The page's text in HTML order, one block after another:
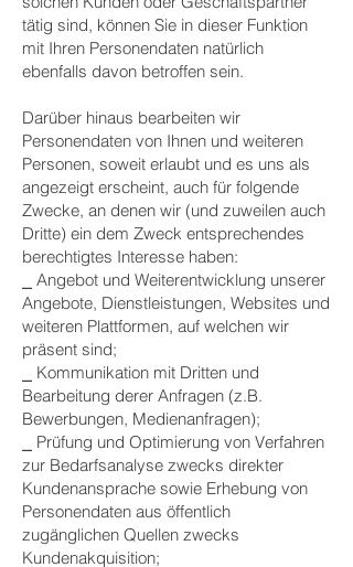
tätig sind, können Sie in dieser Funktion
mit Ihren Personendaten natürlich
ebenfalls davon betroffen sein.
Darüber hinaus bearbeiten wir
Personendaten von Ihnen und weiteren
Personen, soweit erlaubt und es uns als
angezeigt erscheint, auch für folgende
Zwecke, an denen wir (und zuweilen auch
Dritte) ein dem Zweck entsprechendes
berechtigtes Interesse haben:
⎯ Angebot und Weiterentwicklung unserer
Angebote, Dienstleistungen, Websites und
weiteren Plattformen, auf welchen wir
präsent sind;
⎯ Kommunikation mit Dritten und
Bearbeitung derer Anfragen (z.B.
Bewerbungen, Medienanfragen);
⎯ Prüfung und Optimierung von Verfahren
zur Bedarfsanalyse zwecks direkter
Kundenansprache sowie Erhebung von
Personendaten aus öffentlich
zugänglichen Quellen zwecks
Kundenakquisition;